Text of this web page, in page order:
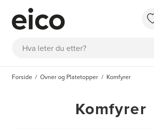
Søk
Forside Ovner og Platetopper Komfyrer
Komfyrer